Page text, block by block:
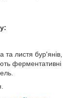
та листя бур'янів,
ферментативні